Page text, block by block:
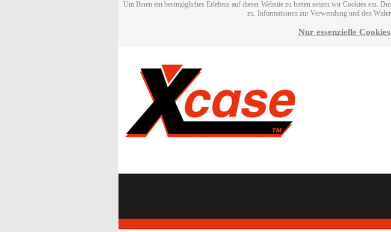
Um Ihnen ein bestmögliches Erlebnis auf dieser Website zu bieten setzen wir Cookies ein.
zu. Informationen zur Verwendung und den
Nur essenzielle